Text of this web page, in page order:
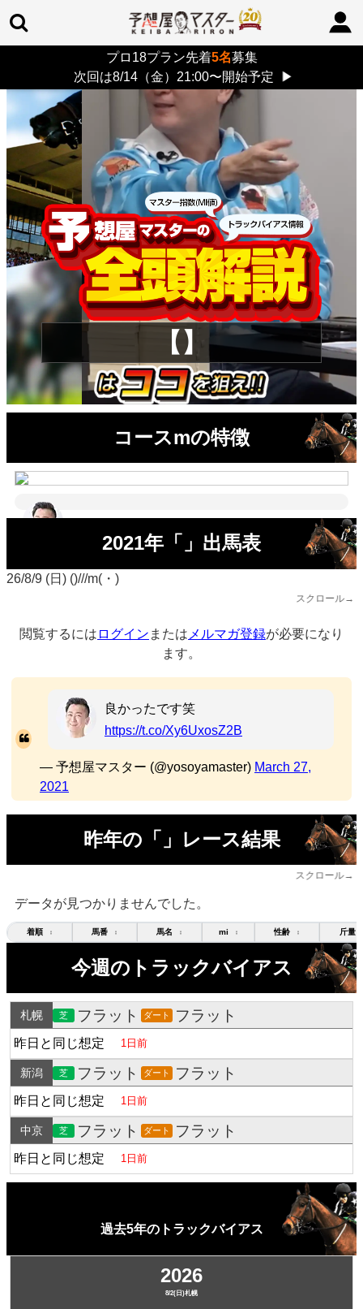
プロ18プラン先着5名募集
次回は8/14（金）21:00〜開始予定
▶
> 26/8/9 (日)
【】
コースmの特徴
2021年「」出馬表
26/8/9 (日) ()///m(・)
スクロール→
閲覧するには ログイン または メルマガ登録が必要になり
ます。
良かったです笑
https://t.co/Xy6UxosZ2B
— 予想屋マスター (@yosoyamaster) March 27,
2021
昨年の「」レース結果
スクロール→
データが見つかりませんでした。
着順 ↕ 馬番 ↕ 馬名 ↕ mi ↕ 性齢 ↕ 斤量
今週のトラックバイアス
札幌 芝 フラット ダート フラット
昨日と同じ想定 1日前
新潟 芝 フラット ダート フラット
昨日と同じ想定 1日前
中京 芝 フラット ダート フラット
昨日と同じ想定 1日前
過去5年のトラックバイアス
2026
8/2(日)札幌